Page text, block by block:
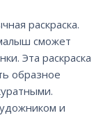
раскраска.
сможет
Эта раскраска
образное
и